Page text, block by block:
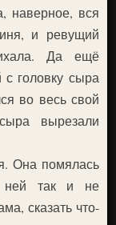
наверное, вся
и ревущий
Да ещё
с головку сыра
во весь свой
вырезали
Она помялась
ней так и не
сказать что-